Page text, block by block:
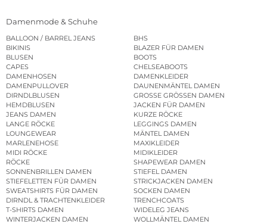
Damenmode & Schuhe
BALLOON / BARREL JEANS
BHS
BIKINIS
BLAZER FÜR DAMEN
BLUSEN
BOOTS
CAPES
CHELSEABOOTS
DAMENHOSEN
DAMENKLEIDER
DAMENPULLOVER
DAUNENMÄNTEL DAMEN
DIRNDLBLUSEN
GROSSE GRÖSSEN DAMEN
HEMDBLUSEN
JACKEN FÜR DAMEN
JEANS DAMEN
KURZE RÖCKE
LANGE RÖCKE
LEGGINGS DAMEN
LOUNGEWEAR
MÄNTEL DAMEN
MARLENEHOSE
MAXIKLEIDER
MIDI RÖCKE
MIDIKLEIDER
RÖCKE
SHAPEWEAR DAMEN
SONNENBRILLEN DAMEN
STIEFEL DAMEN
STIEFELETTEN FÜR DAMEN
STRICKJACKEN DAMEN
SWEATSHIRTS FÜR DAMEN
SOCKEN DAMEN
DIRNDL & TRACHTENKLEIDER
TRENCHCOATS
T-SHIRTS DAMEN
WIDELEG JEANS
WINTERJACKEN DAMEN
WOLLMÄNTEL DAMEN